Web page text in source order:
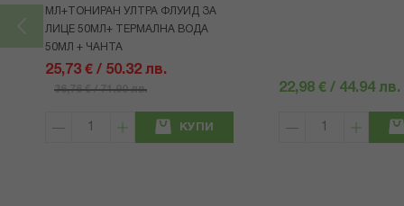
МЛ+ТОНИРАН УЛТРА ФЛУИД ЗА
ЛИЦЕ 50МЛ+ ТЕРМАЛНА ВОДА
50МЛ + ЧАНТА
25,73 € / 50.32 лв.
36,76 € / 71.90 лв.
КУПИ
22,98 € / 44.94 лв.